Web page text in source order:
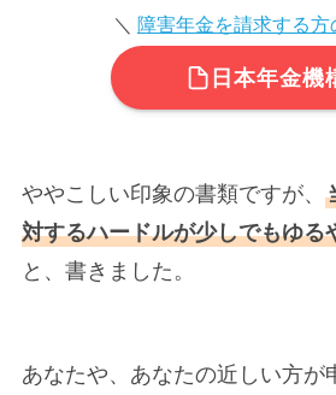
＼ 障害年金を請求する方
日本年金機
ややこしい印象の書類ですが、
対するハードルが少しでもゆる
と、書きました。
あなたや、あなたの近しい方が